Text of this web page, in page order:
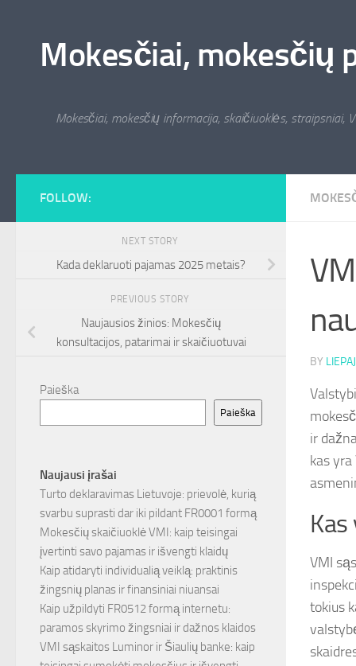
Mokesčiai, mokesčių
Mokesčiai, mokesčių informacija, skaičiuoklės, straipsniai,
BY
ir
kas
VMI
tokius
FOLLOW:
NEXT STORY
Kada deklaruoti pajamas 2025 metais?
PREVIOUS STORY
Naujausios žinios: Mokesčių
konsultacijos, patarimai ir skaičiuotuvai
Paieška
Paieška
Naujausi įrašai
Turto deklaravimas Lietuvoje: prievolė, kurią
svarbu suprasti dar iki pildant FR0001 formą
Mokesčių skaičiuoklė VMI: kaip teisingai
įvertinti savo pajamas ir išvengti klaidų
Kaip atidaryti individualią veiklą: praktinis
žingsnių planas ir finansiniai niuansai
Kaip užpildyti FR0512 formą internetu:
paramos skyrimo žingsniai ir dažnos klaidos
VMI sąskaitos Luminor ir Šiaulių banke: kaip